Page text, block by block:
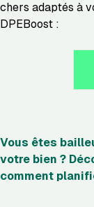
chers adaptés à
DPEBoost :
Vous êtes
votre bien ?
comment